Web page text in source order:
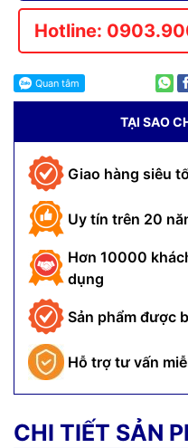
Hotline:
TẠI SAO
Giao hàng siêu
Uy tín trên 20
Hơn 10000
dụng
Sản phẩm được
Hỗ trợ tư vấn
CHI TIẾT SẢN